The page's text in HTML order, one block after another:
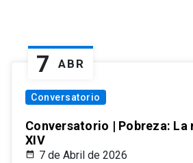
7 ABR
Conversatorio
Conversatorio | Pobreza: La
XIV
7 de Abril de 2026